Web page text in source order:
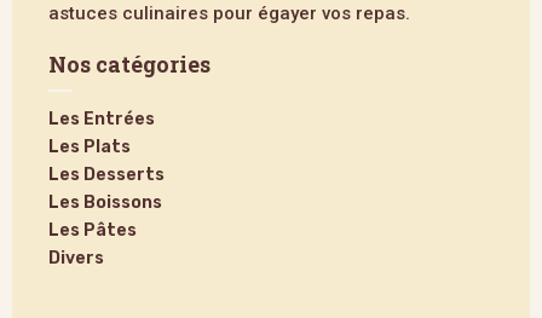
astuces culinaires pour égayer vos repas.
Nos catégories
Les Entrées
Les Plats
Les Desserts
Les Boissons
Les Pâtes
Divers